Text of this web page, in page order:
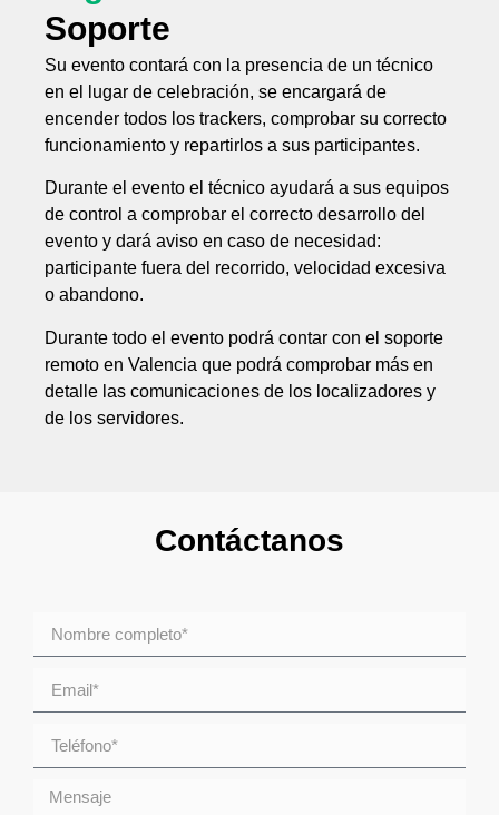
Soporte
Su evento contará con la presencia de un técnico
en el lugar de celebración, se encargará de
encender todos los trackers, comprobar su correcto
funcionamiento y repartirlos a sus participantes.
Durante el evento el técnico ayudará a sus equipos
de control a comprobar el correcto desarrollo del
evento y dará aviso en caso de necesidad:
participante fuera del recorrido, velocidad excesiva
o abandono.
Durante todo el evento podrá contar con el soporte
remoto en Valencia que podrá comprobar más en
detalle las comunicaciones de los localizadores y
de los servidores.
Contáctanos